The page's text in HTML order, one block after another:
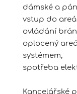
dámské a
vstup do
ovládání
oplocený
systémem,
spotřeba
Kancelářské